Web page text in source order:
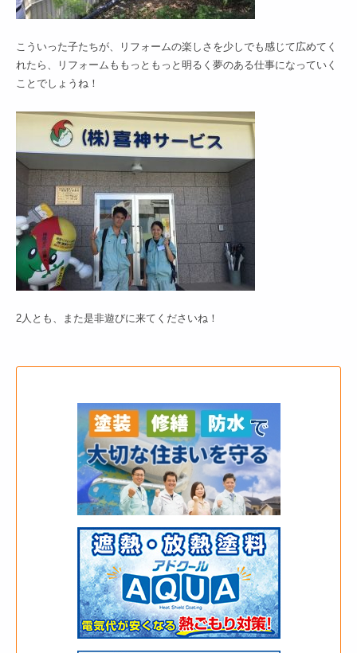
こういった子たちが、リフォームの楽しさを少しでも感じて広めてく
れたら、リフォームももっともっと明るく夢のある仕事になっていく
ことでしょうね！
2人とも、また是非遊びに来てくださいね！